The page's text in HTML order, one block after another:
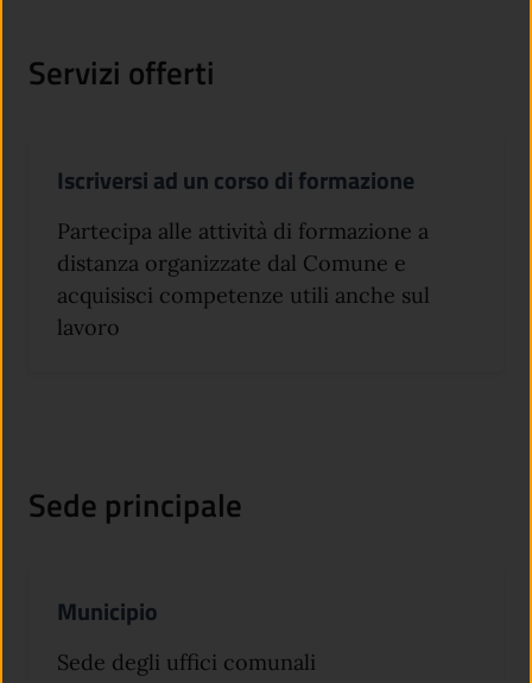
Servizi offerti
Iscriversi ad un corso di formazione
Partecipa alle attività di formazione a
distanza organizzate dal Comune e
acquisisci competenze utili anche sul
lavoro
Sede principale
Municipio
Sede degli uffici comunali